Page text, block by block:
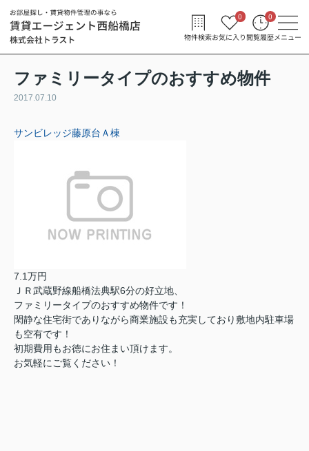
物件検索お気に入り
0
閲覧履歴
0
メニュー
ファミリータイプのおすすめ物件
2017.07.10
サンビレッジ藤原台Ａ棟
7.1万円
ＪＲ武蔵野線船橋法典駅6分の好立地、
ファミリータイプのおすすめ物件です！
閑静な住宅街でありながら商業施設も充実しており敷地内駐車場
も空有です！
初期費用もお徳にお住まい頂けます。
お気軽にご覧ください！